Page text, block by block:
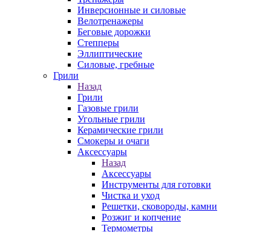
Инверсионные и силовые
Велотренажеры
Беговые дорожки
Степперы
Эллиптические
Силовые, гребные
Грили
Назад
Грили
Газовые грили
Угольные грили
Керамические грили
Смокеры и очаги
Аксессуары
Назад
Аксессуары
Инструменты для готовки
Чистка и уход
Решетки, сковороды, камни
Розжиг и копчение
Термометры